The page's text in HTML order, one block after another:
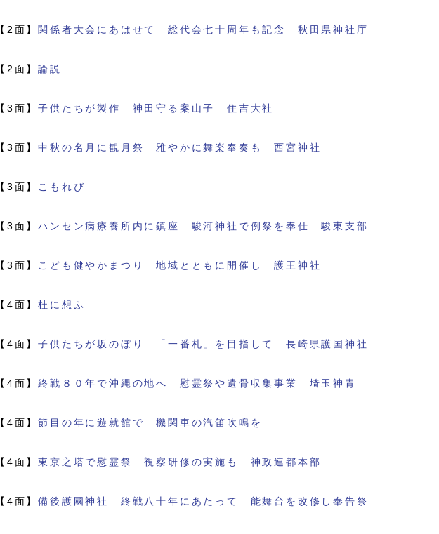
【2面】 関係者大会にあはせて 総代会七十周年も記念 秋田県神社庁
【2面】論説
【3面】子供たちが製作 神田守る案山子 住吉大社
【3面】中秋の名月に観月祭 雅やかに舞楽奉奏も 西宮神社
【3面】 こもれび
【3面】ハンセン病療養所内に鎮座 駿河神社で例祭を奉仕 駿東支部
【3面】 こども健やかまつり 地域とともに開催し 護王神社
【4面】杜に想ふ
【4面】子供たちが坂のぼり 「一番札」を目指して 長崎県護国神社
【4面】終戦８０年で沖縄の地へ 慰霊祭や遺骨収集事業 埼玉神青
【4面】節目の年に遊就館で 機関車の汽笛吹鳴を
【4面】東京之塔で慰霊祭 視察研修の実施も 神政連都本部
【4面】備後護國神社 終戦八十年にあたって 能舞台を改修し奉告祭